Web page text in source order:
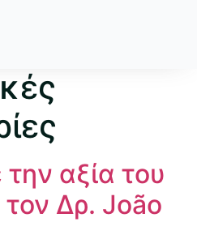
αξία του
Δρ. João